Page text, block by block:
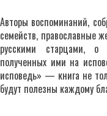
Авторы воспоминаний,
семейств, православные
русскими старцами, о
полученных ими на
исповедь» — книга не
будут полезны каждому